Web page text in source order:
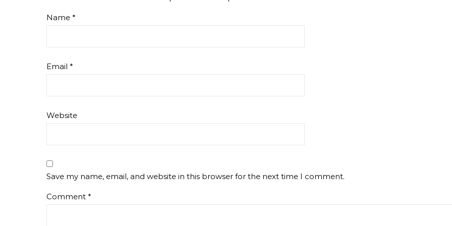
Name *
Email *
Website
Save my name, email, and website in this browser for the next time I comment.
Comment *